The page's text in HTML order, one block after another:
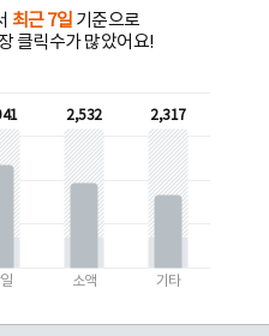
최근 7일 기준으로
클릭수가 많았어요!
2,532
소액
2,317
기타